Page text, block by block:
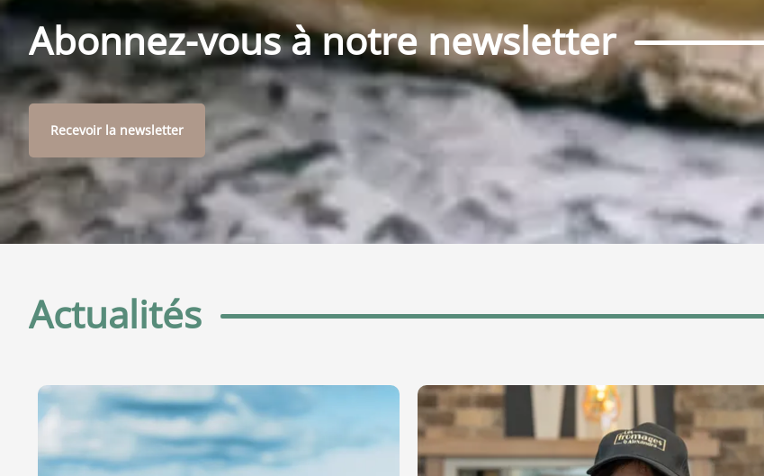
Abonnez-vous à notre newsletter
Recevoir la newsletter
Actualités